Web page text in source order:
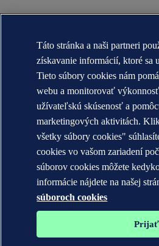
Táto stránka a naši partneri
získavanie informácií, ktoré sa
Tieto súbory cookies nám
webu a monitorovať
užívateľskú skúsenosť a
marketingových aktivitách.
všetky súbory cookies"
cookies vo vašom zariadení
súborov cookies môžete
informácie nájdete na našej
súboroch cookies
Prijať